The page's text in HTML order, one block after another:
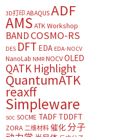
3D打印 ABAQUSADF
AMS ATK Workshop
BAND COSMO-RS
DES DFT EDA EDA-NOCV
NanoLab NMR NOCVOLED
QATK Highlight
QuantumATK
reaxff
Simpleware
SOC SOCME TADF TDDFT
ZORA 二维材料 催化 分子